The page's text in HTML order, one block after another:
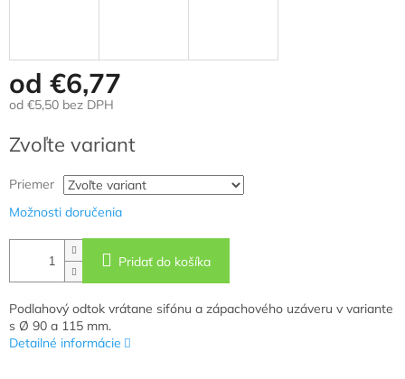
od €6,77
od €5,50 bez DPH
cena:
Zvoľte variant
Priemer
Možnosti doručenia
Pridať do košíka
Podlahový odtok vrátane sifónu a zápachového uzáveru v variante
s Ø 90 a 115 mm.
Detailné informácie